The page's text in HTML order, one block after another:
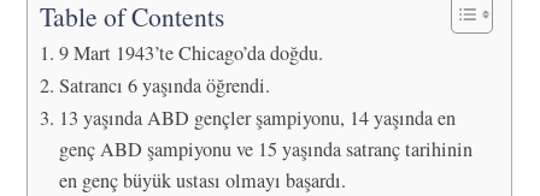
Table of Contents
9 Mart 1943’te Chicago’da doğdu.
Satrancı 6 yaşında öğrendi.
13 yaşında ABD gençler şampiyonu, 14 yaşında en
genç ABD şampiyonu ve 15 yaşında satranç tarihinin
en genç büyük ustası olmayı başardı.